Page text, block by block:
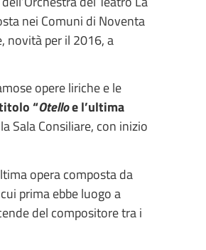
nei Comuni di Noventa
novità per il 2016, a
opere liriche e le
“Otelloe l’ultima
Sala Consiliare, con inizio
opera composta da
prima ebbe luogo a
del compositore tra i